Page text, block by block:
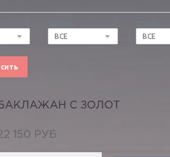
ВСЕ
СТИЛЬ
ВСЕ
С ЗОЛОТ
150 РУБ